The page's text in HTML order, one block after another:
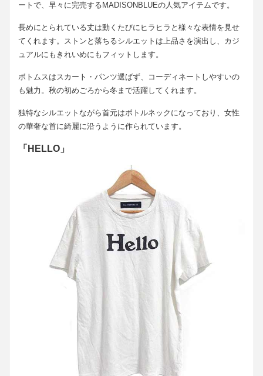
ートで、早々に完売するMADISONBLUEの人気アイテムです。
長めにとられている丈は動くたびにヒラヒラと様々な表情を見せ
てくれます。ストンと落ちるシルエットは上品さを演出し、カジ
ュアルにもきれいめにもフィットします。
ボトムスはスカート・パンツ選ばず、コーディネートしやすいの
も魅力。秋の初めごろから冬まで活躍してくれます。
独特なシルエットながら首元はボトルネックになっており、女性
の華奢な首に綺麗に沿うように作られています。
「HELLO」